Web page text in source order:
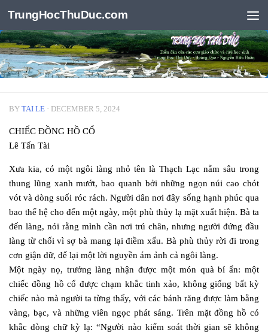
Skip to content
TrungHocThuDuc.com
BY TAI LE · DECEMBER 5, 2024
CHIẾC ĐỒNG HỒ CỔ
Lê Tấn Tài
Xưa kia, có một ngôi làng nhỏ tên là Thạch Lạc nằm sâu trong
thung lũng xanh mướt, bao quanh bởi những ngọn núi cao chót
vót và dòng suối róc rách. Người dân nơi đây sống hạnh phúc qua
bao thế hệ cho đến một ngày, một phù thủy lạ mặt xuất hiện. Bà ta
đến làng, nói rằng mình cần nơi trú chân, nhưng người đứng đầu
làng từ chối vì sợ bà mang lại điềm xấu. Bà phù thủy rời đi trong
cơn giận dữ, để lại một lời nguyền ám ảnh cả ngôi làng.
Một ngày nọ, trưởng làng nhận được một món quà bí ẩn: một
chiếc đồng hồ cổ được chạm khắc tinh xảo, không giống bất kỳ
chiếc nào mà người ta từng thấy, với các bánh răng được làm bằng
vàng, bạc, và những viên ngọc phát sáng. Trên mặt đồng hồ có
khắc dòng chữ kỳ lạ: “Người nào kiểm soát thời gian sẽ không